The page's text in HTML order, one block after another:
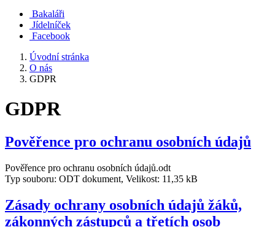
Bakaláři
Jídelníček
Facebook
Úvodní stránka
O nás
GDPR
GDPR
Pověřence pro ochranu osobních údajů
Pověřence pro ochranu osobních údajů.odt
Typ souboru: ODT dokument, Velikost: 11,35 kB
Zásady ochrany osobních údajů žáků,
zákonných zástupců a třetích osob